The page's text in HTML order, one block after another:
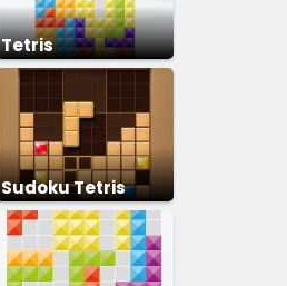
Tetris
Sudoku Tetris